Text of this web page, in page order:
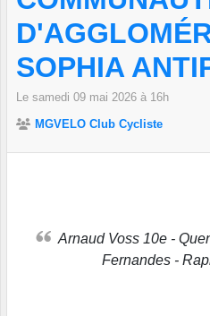
SOPHIA
Le samedi 09 mai 2026 à 16h
MGVELO Club Cycliste
Arnaud Voss 10e - Quentin Boiteux - Ludovic
Fernandes -